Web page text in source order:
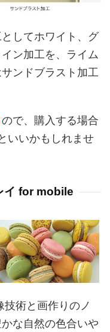
してホワイト、グ
ン加工を、ライム
ンドブラスト加工
ので、購入する場合
いいかもしれませ
イ for mobile
術と画作りのノ
な自然の色合いや